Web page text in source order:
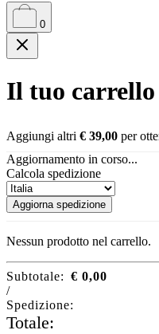
0
Il tuo carrello
Aggiungi altri € 39,00 per
Aggiornamento in corso...
Calcola spedizione
Aggiorna spedizione
Nessun prodotto nel carrello.
Subtotale: € 0,00
/
Spedizione:
Totale: